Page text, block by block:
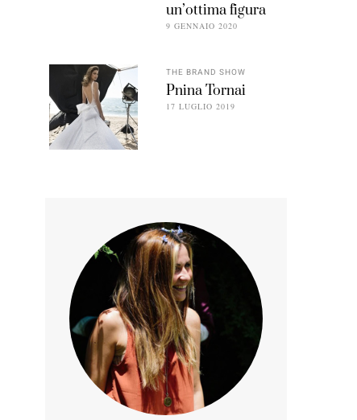
un’ottima figura
9 GENNAIO 2020
THE BRAND SHOW
Pnina Tornai
17 LUGLIO 2019